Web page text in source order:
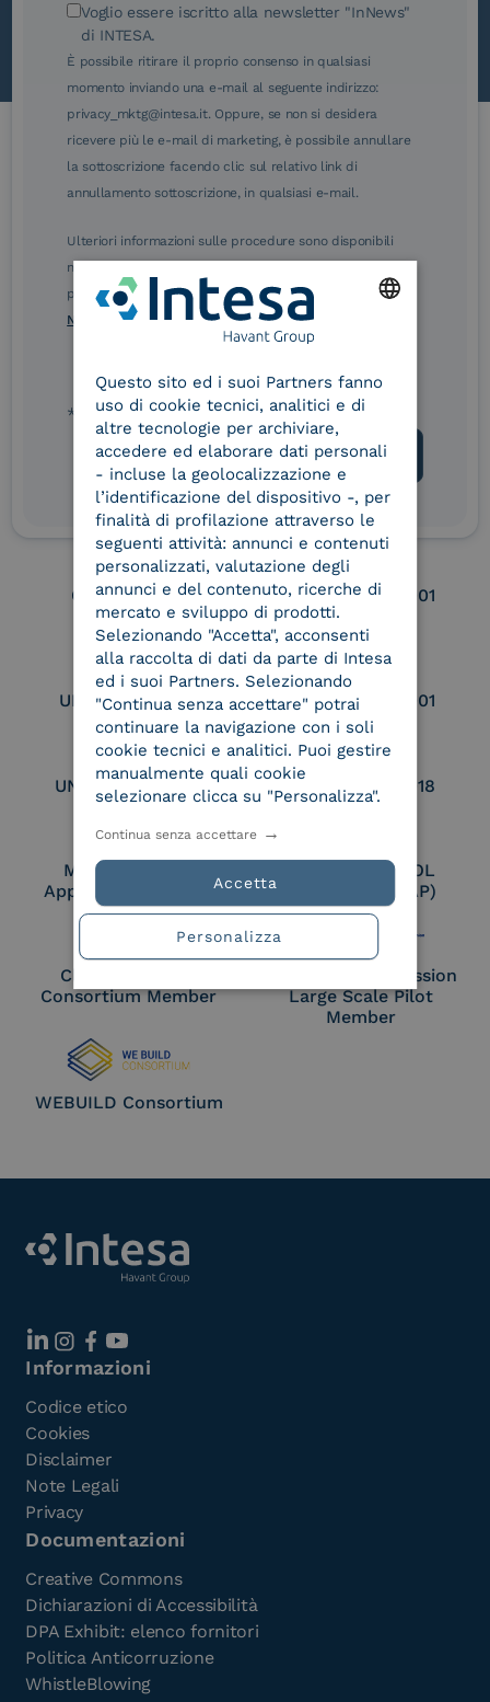
eIDAS Qualified Trust
eIDAS Qualified Trust
Service Provider for
Electronic Signature /
Seal Creation
Service Provider e
Aggregatore SPID
Service Provider e
Aggregatore CIE
Conservatore
qualificato
UNI EN ISO 37001
UNI EN ISO 9001 UNI EN ISO 27001
UNI EN ISO 27017 UNI EN ISO 27018
Membro Adobe
Approved Trust List
Certified PEPPOL
Access Point (AP)
Cloud Signature
Consortium Member
European Commission
Large Scale Pilot
Member
WEBUILD Consortium
Voglio essere iscritto alla newsletter "InNews"
di INTESA.
È possibile ritirare il proprio consenso in qualsiasi
momento inviando una e-mail al seguente indirizzo:
privacy_mktg@intesa.it. Oppure, se non si desidera
ricevere più le e-mail di marketing, è possibile annullare
la sottoscrizione facendo clic sul relativo link di
annullamento sottoscrizione, in qualsiasi e-mail.
Ulteriori informazioni sulle procedure sono disponibili
nelle Norme di tutela della privacy INTESA. Inoltrando il
presente modulo, dichiaro di aver letto e compreso le
Norme di tutela della privacy INTESA.
* campo obbligatorio
Informazioni
Codice etico
Cookies
Disclaimer
Note Legali
Privacy
Documentazioni
Creative Commons
Dichiarazioni di Accessibilità
DPA Exhibit: elenco fornitori
Politica Anticorruzione
WhistleBlowing
ITALIAN
Questo sito ed i suoi Partners fanno
uso di cookie tecnici, analitici e di
altre tecnologie per archiviare,
accedere ed elaborare dati personali
- incluse la geolocalizzazione e
l’identificazione del dispositivo -, per
finalità di profilazione attraverso le
seguenti attività: annunci e contenuti
personalizzati, valutazione degli
annunci e del contenuto, ricerche di
mercato e sviluppo di prodotti.
Selezionando "Accetta", acconsenti
alla raccolta di dati da parte di Intesa
ed i suoi Partners. Selezionando
"Continua senza accettare" potrai
continuare la navigazione con i soli
cookie tecnici e analitici. Puoi gestire
manualmente quali cookie
selezionare clicca su "Personalizza".
Accetta
Continua senza accettare
Personalizza